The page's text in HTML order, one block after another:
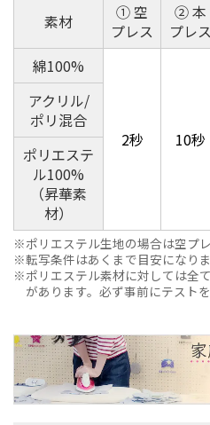
素材
① 空
プレス
② 本
プレス
綿100%
2秒 10秒
アクリル/
ポリ混合
ポリエステ
ル100%
（昇華素
材）
ポリエステル生地の場合は空プ
転写条件はあくまで目安になりま
ポリエステル素材に対しては全
があります。必ず事前にテスト